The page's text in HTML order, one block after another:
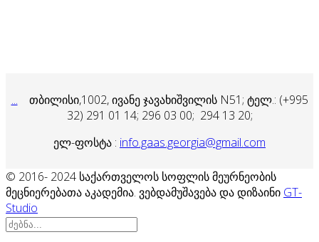
...
თბილისი,1002, ივანე ჯავახიშვილის N51; ტელ.: (+995
32) 291 01 14; 296 03 00; 294 13 20;
ელ-ფოსტა : info.gaas.georgia@gmail.com
© 2016- 2024 საქართველოს სოფლის მეურნეობის
მეცნიერებათა აკადემია. ვებდამუშავება და დიზაინი GT-
Studio